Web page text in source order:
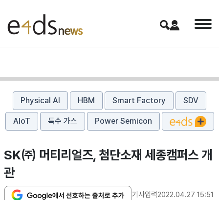
Physical AI HBM Smart Factory SDV
AIoT 특수 가스 Power Semicon
SK㈜ 머티리얼즈, 첨단소재 세종캠퍼스 개
관
기사입력2022.04.27 15:51